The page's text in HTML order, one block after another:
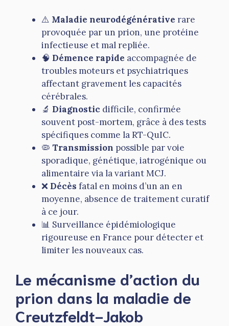
⚠️ Maladie neurodégénérative rare
provoquée par un prion, une protéine
infectieuse et mal repliée.
🧠 Démence rapide accompagnée de
troubles moteurs et psychiatriques
affectant gravement les capacités
cérébrales.
🔬 Diagnostic difficile, confirmée
souvent post-mortem, grâce à des tests
spécifiques comme la RT-QuIC.
🦠 Transmission possible par voie
sporadique, génétique, iatrogénique ou
alimentaire via la variant MCJ.
❌ Décès fatal en moins d’un an en
moyenne, absence de traitement curatif
à ce jour.
📊 Surveillance épidémiologique
rigoureuse en France pour détecter et
limiter les nouveaux cas.
Le mécanisme d’action du
prion dans la maladie de
Creutzfeldt-Jakob